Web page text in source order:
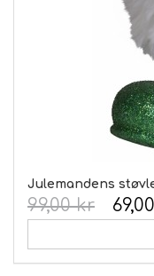
Julemandens
99,00 kr